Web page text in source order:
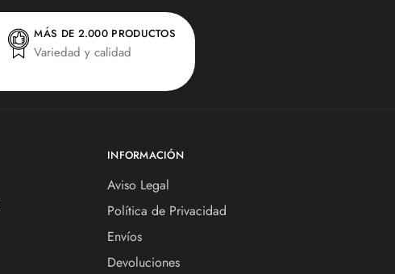
MÁS DE 2.000 PRODUCTOS
Variedad y calidad
INFORMACIÓN
Aviso Legal
Política de Privacidad
Envíos
Devoluciones